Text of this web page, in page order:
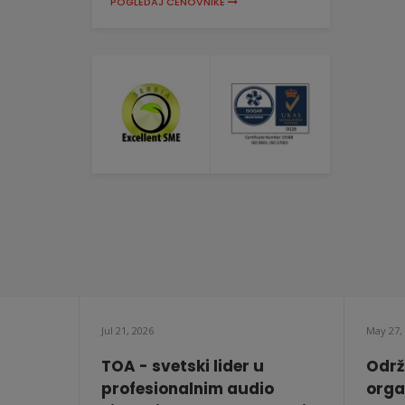
Jul 21, 2026
TOA - svetski lider u
profesionalnim audio
May 27,